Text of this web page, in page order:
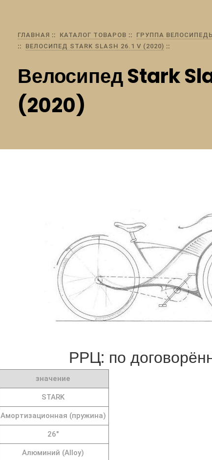
ГЛАВНАЯ КАТАЛОГ ТОВАРОВ ГРУППА
ВЕЛОСИПЕД STARK SLASH 26.1 V (2020)
Велосипед Stark
(2020)
РРЦ: по
значение
STARK
Амортизационная (пружина)
26"
Алюминий (Alloy)